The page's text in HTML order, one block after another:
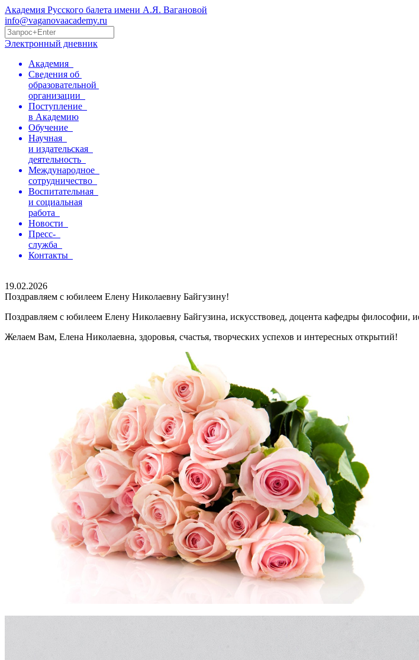
Академия Русского балета имени А.Я. Вагановой
info@vaganovaacademy.ru
Электронный дневник
Академия
Сведения об
образовательной
организации
Поступление
в Академию
Обучение
Научная
и издательская
деятельность
Международное
сотрудничество
Воспитательная
и социальная
работа
Новости
Пресс-
служба
Контакты
19.02.2026
Поздравляем с юбилеем Елену Николаевну Байгузину!
Поздравляем с юбилеем Елену Николаевну Байгузина, искусствовед, доцента кафедры
Желаем Вам, Елена Николаевна, здоровья, счастья, творческих успехов и интересных открытий!